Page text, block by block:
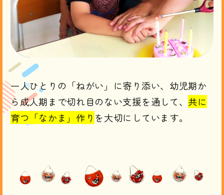
一人ひとりの「ねがい」に寄り添い、 ​幼児期か
ら成人期まで切れ目のない支援を通して、 共に
育つ「なかま」作り を大切にしています。​